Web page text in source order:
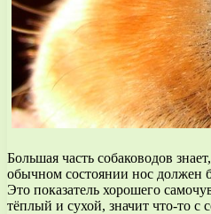
Большая часть собаководов
обычном состоянии нос
Это показатель хорошего
тёплый и сухой, значит что-то с